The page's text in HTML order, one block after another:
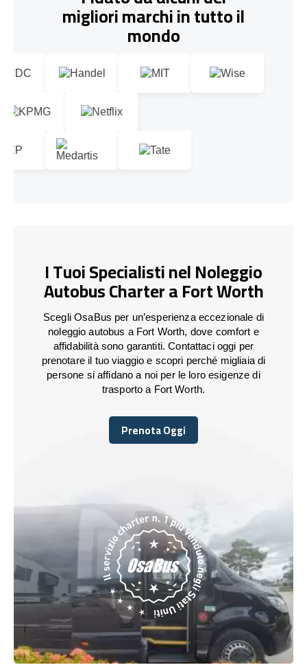
migliori marchi in tutto il
mondo
I Tuoi Specialisti nel Noleggio
Autobus Charter a Fort Worth
Scegli OsaBus per un’esperienza eccezionale di
noleggio autobus a Fort Worth, dove comfort e
affidabilità sono garantiti. Contattaci oggi per
prenotare il tuo viaggio e scopri perché migliaia di
persone si affidano a noi per le loro esigenze di
trasporto a Fort Worth.
Prenota Oggi
Prenota Oggi